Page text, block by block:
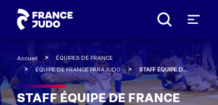
Accueil
ÉQUIPES DE FRANCE
ÉQUIPE DE FRANCE PARA JUDO
STAFF ÉQUIPE DE FRANCE PARA JUDO
STAFF ÉQUIPE DE FRANCE